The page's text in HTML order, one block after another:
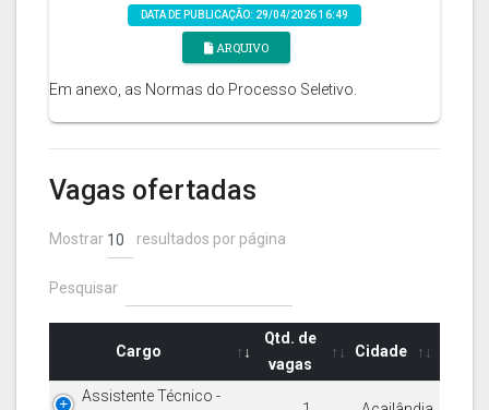
DATA DE PUBLICAÇÃO: 29/04/2026 16:49
ARQUIVO
Em anexo, as Normas do Processo Seletivo.
Vagas ofertadas
Mostrar resultados por página
Pesquisar
Cargo
Qtd. de
vagas
Cidade
Assistente Técnico -